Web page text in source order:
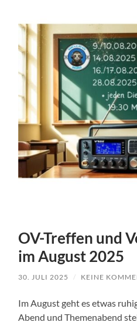
OV-Treffen und
im August 2025
30. JULI 2025 / KEINE
Im August geht es etwas
Abend und Themenabend